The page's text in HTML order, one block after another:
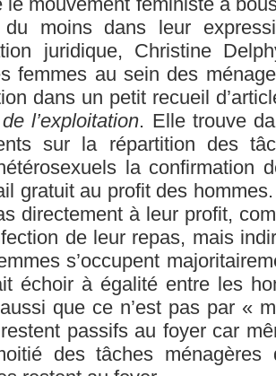
du moins dans leur
juridique, Christine
femmes au sein des
dans un petit recueil
l’exploitation. Elle trouve
sur la répartition des
la confirmation
gratuit au profit des
directement à leur profit,
de leur repas, mais
s’occupent
échoir à égalité entre les
que ce n’est pas par «
passifs au foyer car
des tâches ménagères